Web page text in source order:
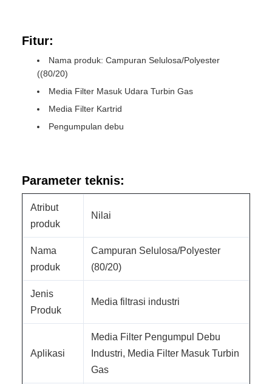
Fitur:
Nama produk: Campuran Selulosa/Polyester
((80/20)
Media Filter Masuk Udara Turbin Gas
Media Filter Kartrid
Pengumpulan debu
Parameter teknis:
Atribut
produk
Nilai
Nama
produk
Campuran Selulosa/Polyester
(80/20)
Jenis
Produk
Media filtrasi industri
Aplikasi
Media Filter Pengumpul Debu
Industri, Media Filter Masuk Turbin
Gas